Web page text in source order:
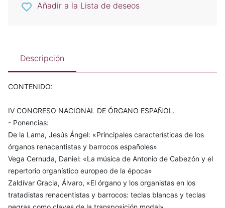
Añadir a la Lista de deseos
Descripción
CONTENIDO:
IV CONGRESO NACIONAL DE ÓRGANO ESPAÑOL.
- Ponencias:
De la Lama, Jesús Ángel: «Principales características de los
órganos renacentistas y barrocos españoles»
Vega Cernuda, Daniel: «La música de Antonio de Cabezón y el
repertorio organístico europeo de la época»
Zaldívar Gracia, Álvaro, «El órgano y los organistas en los
tratadistas renacentistas y barrocos: teclas blancas y teclas